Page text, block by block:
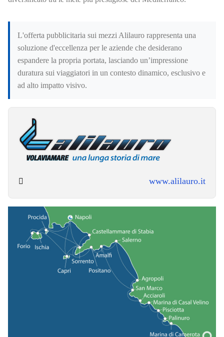
L'offerta pubblicitaria sui mezzi Alilauro rappresenta una
soluzione d'eccellenza per le aziende che desiderano
espandere la propria portata, lasciando un’impressione
duratura sui viaggiatori in un contesto dinamico, esclusivo e
ad alto impatto visivo.
www.alilauro.it